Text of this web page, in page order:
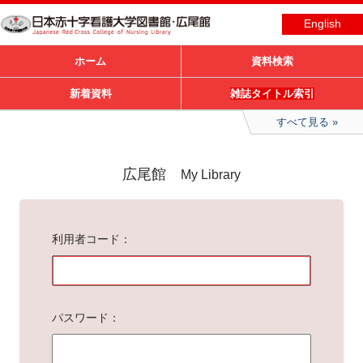
English
ホーム 資料検索
新着資料 雑誌タイトル索引
すべて見る
広尾館 My Library
利用者コード
パスワード